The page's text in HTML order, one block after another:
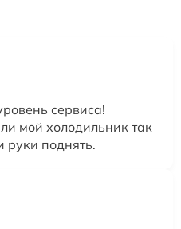
сервиса!
мой холодильник так
руки поднять.